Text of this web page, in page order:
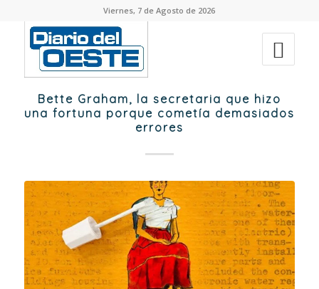
Viernes, 7 de Agosto de 2026
Bette Graham, la secretaria que hizo
una fortuna porque cometía demasiados
errores